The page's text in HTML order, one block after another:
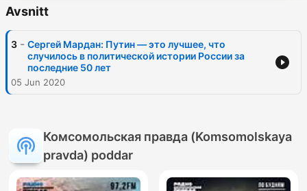
Avsnitt
3 - Сергей Мардан: Путин — это лучшее, что
случилось в политической истории России за
последние 50 лет
05 Jun 2020
Комсомольская правда (Komsomolskaya
pravda) poddar